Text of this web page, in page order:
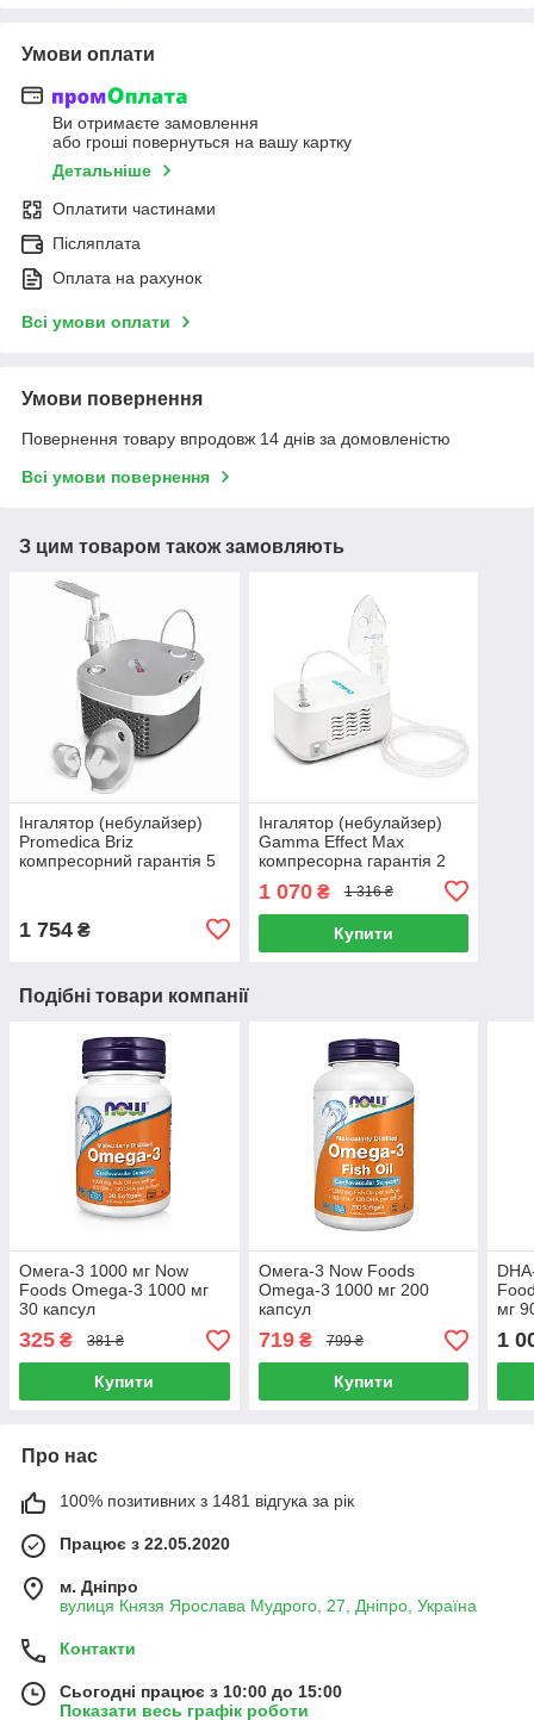
Умови оплати
Ви отримаєте замовлення
або гроші повернуться на вашу картку
Детальніше
Оплатити частинами
Післяплата
Оплата на рахунок
Всі умови оплати
Умови повернення
Повернення товару впродовж 14 днів за домовленістю
Всі умови повернення
З цим товаром також замовляють
Інгалятор (небулайзер)
Promedica Briz
компресорний гарантія 5
1 754 ₴
Інгалятор (небулайзер)
Gamma Effect Max
компресорна гарантія 2
1 070₴ 1 316 ₴
Купити
Подібні товари компанії
Омега-3 1000 мг Now
Foods Оmega-3 1000 мг
30 капсул
325 ₴ 381 ₴
Купити
Омега-3 Now Foods
Omega-3 1000 мг 200
капсул
719₴ 799 ₴
Купити
мг
1
Про нас
100% позитивних з 1481 відгука за рік
Працює з 22.05.2020
м. Дніпро
вулиця Князя Ярослава Мудрого, 27, Дніпро, Україна
Контакти
Сьогодні працює з 10:00 до 15:00
Показати весь графік роботи